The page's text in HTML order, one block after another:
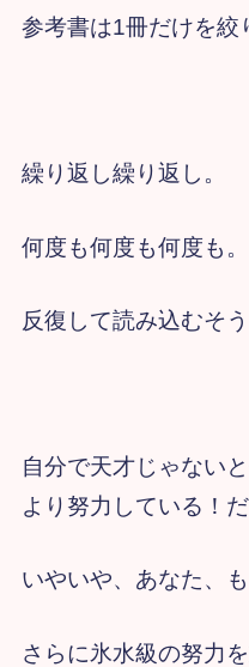
参考書は1冊だけを絞
繰り返し繰り返し。
何度も何度も何度も。
反復して読み込むそう
自分で天才じゃない
より努力している！だ
いやいや、あなた、
さらに氷水級の努力